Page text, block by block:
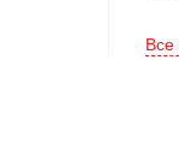
Все